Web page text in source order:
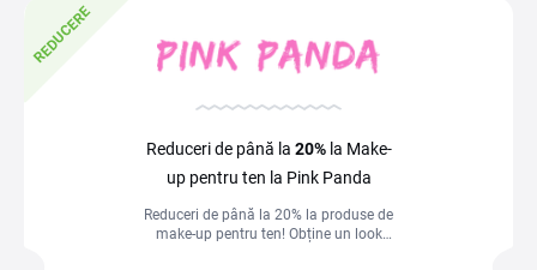
REDUCERE
Reduceri de până la 20%la Make-
up pentru ten la Pink Panda
Reduceri de până la 20% la produse de
make-up pentru ten! Obține un look